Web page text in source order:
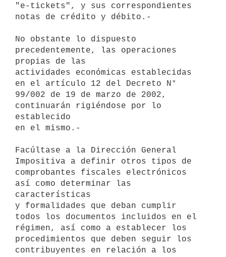
"e-tickets", y sus correspondientes
notas de crédito y débito.-
No obstante lo dispuesto
precedentemente, las operaciones
propias de las
actividades económicas establecidas
en el artículo 12 del Decreto N°
99/002 de 19 de marzo de 2002,
continuarán rigiéndose por lo
establecido
en el mismo.-
Facúltase a la Dirección General
Impositiva a definir otros tipos de
comprobantes fiscales electrónicos
así como determinar las
características
y formalidades que deban cumplir
todos los documentos incluidos en el
régimen, así como a establecer los
procedimientos que deben seguir los
contribuyentes en relación a los